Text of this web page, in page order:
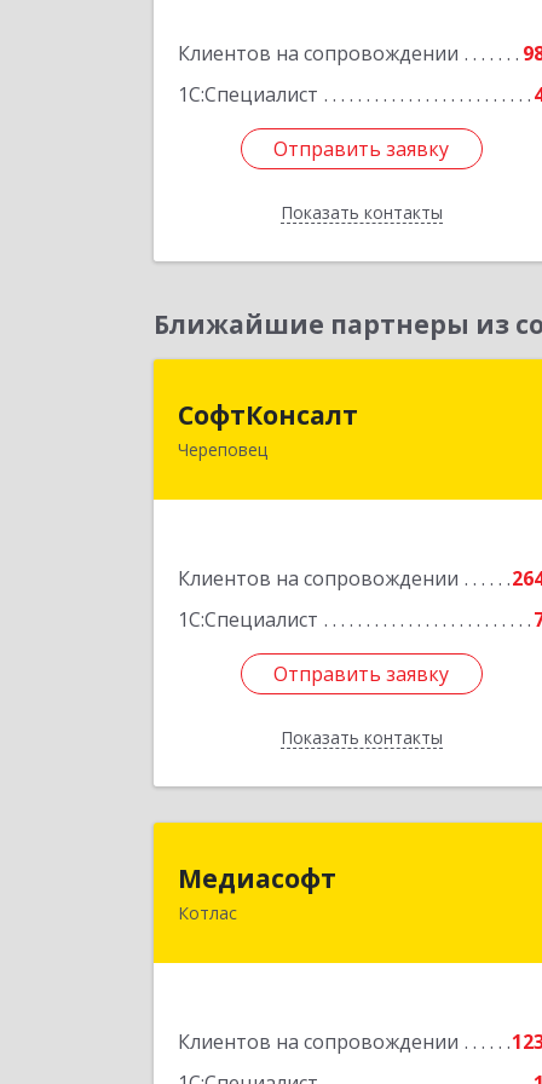
Клиентов на сопровождении
1С:Специалист
Отправить заявку
Показать контакты
Отправить заявку
Назад
Ближайшие партнеры из
СофтКонсалт
Череповец
Клиентов на сопровождении
1С:Специалист
Отправить заявку
Показать контакты
162614, Вологодская обл, Череповец
Отправить заявку
Назад
Медиасофт
Котлас
Клиентов на сопровождении
165300, Архангельская обл, Котлас г,